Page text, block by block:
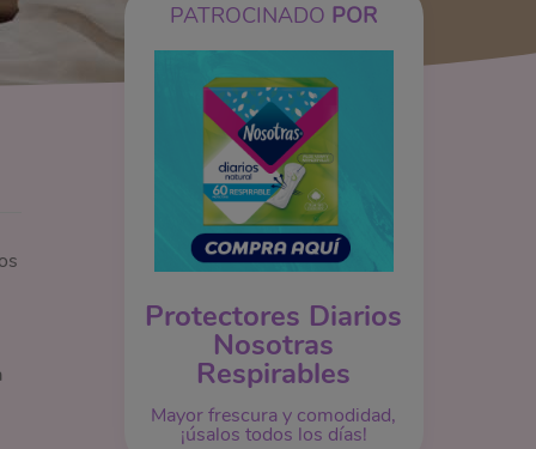
PATROCINADO POR
Protectores Diarios
Nosotras
Respirables
Mayor frescura y comodidad,
¡úsalos todos los días!